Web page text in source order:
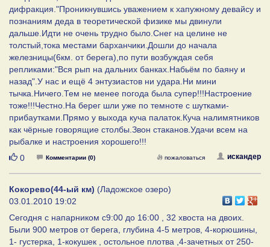
дифракция."Проникнувшись уважением к хапужному девайсу и
познаниям деда в теоретической физике мы двинули
дальше.Идти не очень трудно было.Снег на целине не
толстый,тока местами барханчики.Дошли до начала
железницы(6км. от берега),по пути возбуждая себя
репликами:"Вся рып на дальних банках.Набьём по баяну и
назад".У нас и ещё 4 энтузиастов ни удара.Ни мини
тычка.Ничего.Тем не менее погода была супер!!!Настроение
тоже!!!Честно.На берег шли уже по темноте с шутками-
прибаутками.Прямо у выхода куча палаток.Куча налимятников
как чёрные говорящие столбы.Звон стаканов.Удачи всем на
рыбалке и настроения хорошего!!!
Нравится
0 Комментарии (0) искандер
пожаловаться
Кокорево(44-ый км) (Ладожское озеро)
03.01.2010 19:02
Сегодня с напарником с9:00 до 16:00 , 32 хвоста на двоих.
Были 900 метров от берега, глубина 4-5 метров, 4-корюшины,
1- густерка, 1-кокушек , остольное плотва ,4-зачетных от 250-